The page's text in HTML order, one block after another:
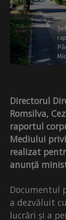
Directorul
Romsilva,
raportul
Mediului
realizat
anunță
Documentul
a dezvăluit
lucrări și a